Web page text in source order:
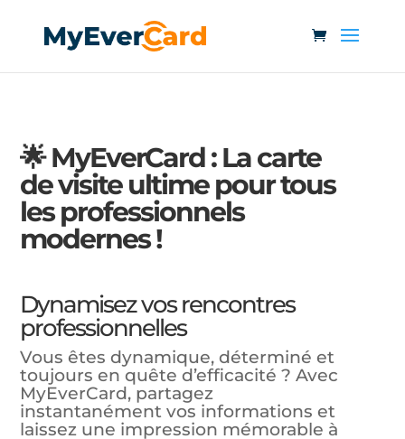
🌟 MyEverCard : La carte
de visite ultime pour tous
les professionnels
modernes !
Dynamisez vos rencontres
professionnelles
Vous êtes dynamique, déterminé et
toujours en quête d’efficacité ? Avec
MyEverCard, partagez
instantanément vos informations et
laissez une impression mémorable à